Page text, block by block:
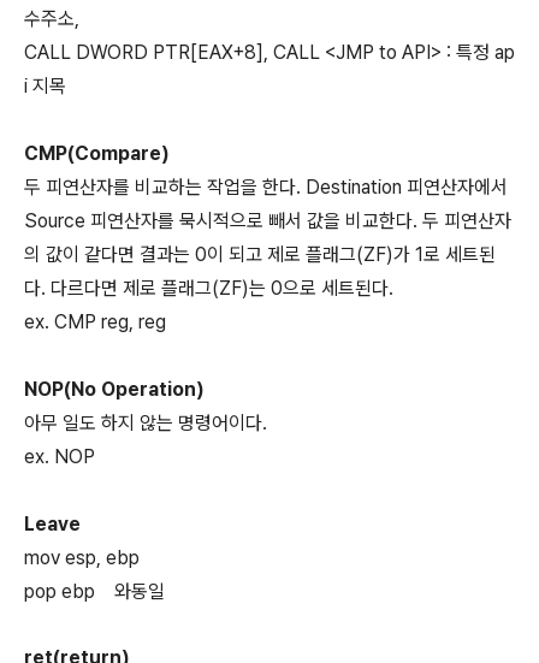
수주소,
CALL DWORD PTR[EAX+8], CALL <JMP to API> : 특정 ap
i 지목
CMP(Compare)
두 피연산자를 비교하는 작업을 한다. Destination 피연산자에서
Source 피연산자를 묵시적으로 빼서 값을 비교한다. 두 피연산자
의 값이 같다면 결과는 0이 되고 제로 플래그(ZF)가 1로 세트된
다. 다르다면 제로 플래그(ZF)는 0으로 세트된다.
ex. CMP reg, reg
NOP(No Operation)
아무 일도 하지 않는 명령어이다.
ex. NOP
Leave
mov esp, ebp
pop ebp 와동일
ret(return)